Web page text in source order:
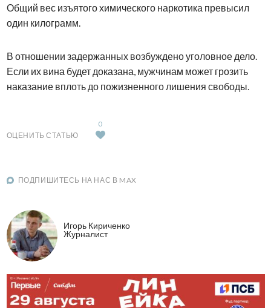
Общий вес изъятого химического наркотика превысил
один килограмм.
В отношении задержанных возбуждено уголовное дело.
Если их вина будет доказана, мужчинам может грозить
наказание вплоть до пожизненного лишения свободы.
ОЦЕНИТЬ СТАТЬЮ
0
ПОДПИШИТЕСЬ НА НАС В MAX
Игорь Кириченко
Журналист